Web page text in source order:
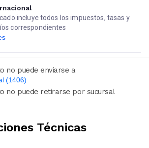
incluye todos los impuestos, tasas y
correspondientes
no puede enviarse a
(1406)
postal (sólo números)
no puede retirarse por sucursal
Técnicas